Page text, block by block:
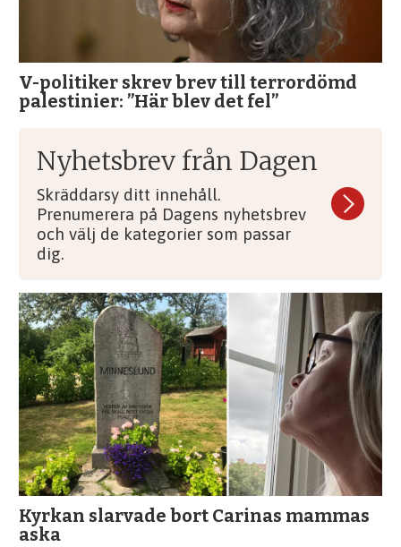
V-politiker skrev brev till terror­dömd
palestinier: ”Här blev det fel”
Nyhetsbrev från Dagen
Skräddarsy ditt innehåll.
Prenumerera på Dagens nyhetsbrev
och välj de kategorier som passar
dig.
Kyrkan slarvade bort Carinas mammas
aska